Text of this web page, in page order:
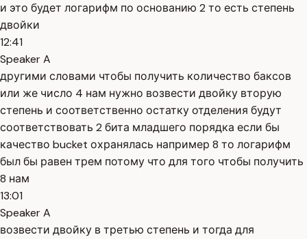
и это будет логарифм по основанию 2 то есть степень
двойки
12:41
Speaker A
другими словами чтобы получить количество баксов
или же число 4 нам нужно возвести двойку вторую
степень и соответственно остатку отделения будут
соответствовать 2 бита младшего порядка если бы
качество bucket охранялась например 8 то логарифм
был бы равен трем потому что для того чтобы получить
8 нам
13:01
Speaker A
возвести двойку в третью степень и тогда для